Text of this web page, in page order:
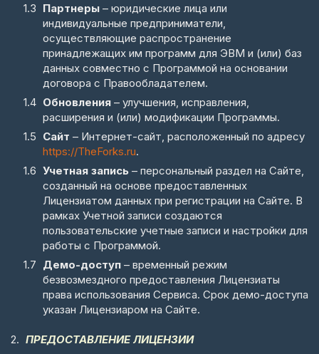
Партнеры – юридические лица или
индивидуальные предприниматели,
осуществляющие распространение
принадлежащих им программ для ЭВМ и (или) баз
данных совместно с Программой на основании
договора с Правообладателем.
Обновления – улучшения, исправления,
расширения и (или) модификации Программы.
Сайт – Интернет-сайт, расположенный по адресу
https://TheForks.ru.
Учетная запись – персональный раздел на Сайте,
созданный на основе предоставленных
Лицензиатом данных при регистрации на Сайте. В
рамках Учетной записи создаются
пользовательские учетные записи и настройки для
работы с Программой.
Демо-доступ – временный режим
безвозмездного предоставления Лицензиаты
права использования Сервиса. Срок демо-доступа
указан Лицензиаром на Сайте.
ПРЕДОСТАВЛЕНИЕ ЛИЦЕНЗИИ